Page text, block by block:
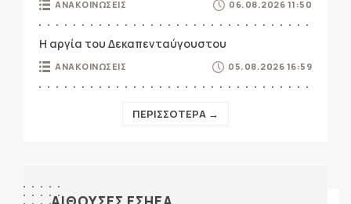
ΑΝΑΚΟΙΝΩΣΕΙΣ 06.08.2026 11:50
Η αργία του Δεκαπενταύγουστου
ΑΝΑΚΟΙΝΩΣΕΙΣ 05.08.2026 16:59
ΠΕΡΙΣΣΟΤΕΡΑ →